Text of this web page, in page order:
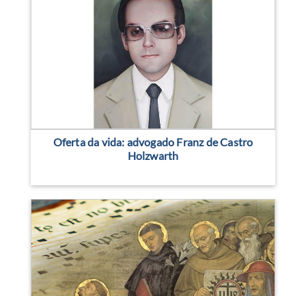
Oferta da vida: advogado Franz de Castro
Holzwarth